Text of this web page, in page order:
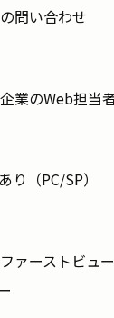
問い合わせ
業のWeb担当
（PC/SP）
ァーストビュ